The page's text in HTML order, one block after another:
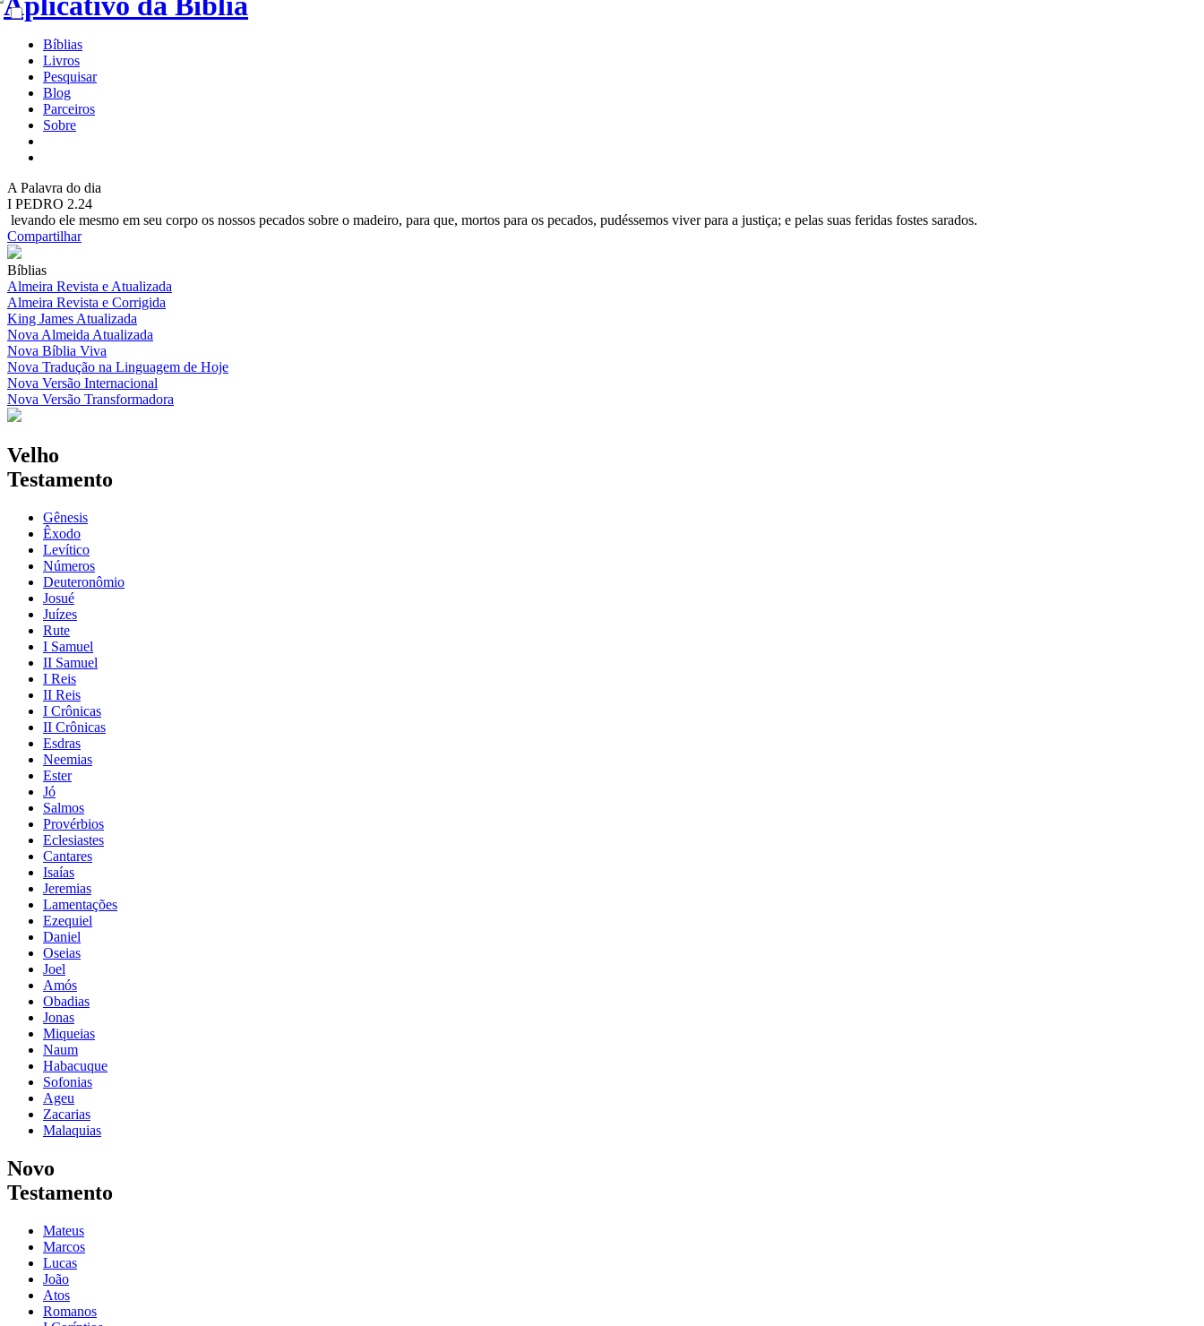
Bíblias
Livros
Pesquisar
Blog
Parceiros
Sobre
A Palavra do dia
I PEDRO 2.24
levando ele mesmo em seu corpo os nossos pecados sobre o madeiro, para que, mortos para os pecados, pudéssemos viver para a justiça; e pelas suas feridas fostes sarados.
Compartilhar
Bíblias
Almeira Revista e Atualizada
Almeira Revista e Corrigida
King James Atualizada
Nova Almeida Atualizada
Nova Bíblia Viva
Nova Tradução na Linguagem de Hoje
Nova Versão Internacional
Nova Versão Transformadora
Velho
Testamento
Gênesis
Êxodo
Levítico
Números
Deuteronômio
Josué
Juízes
Rute
I Samuel
II Samuel
I Reis
II Reis
I Crônicas
II Crônicas
Esdras
Neemias
Ester
Jó
Salmos
Provérbios
Eclesiastes
Cantares
Isaías
Jeremias
Lamentações
Ezequiel
Daniel
Oseias
Joel
Amós
Obadias
Jonas
Miqueias
Naum
Habacuque
Sofonias
Ageu
Zacarias
Malaquias
Novo
Testamento
Mateus
Marcos
Lucas
João
Atos
Romanos